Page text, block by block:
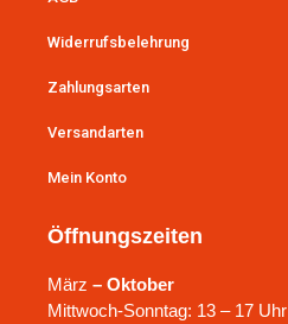
Öffnungszeiten
März – Oktober
Mittwoch-Sonntag: 13 – 17 Uhr
Widerrufsbelehrung
Zahlungsarten
Versandarten
Mein Konto